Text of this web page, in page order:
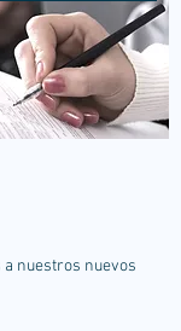
nuestros nuevos